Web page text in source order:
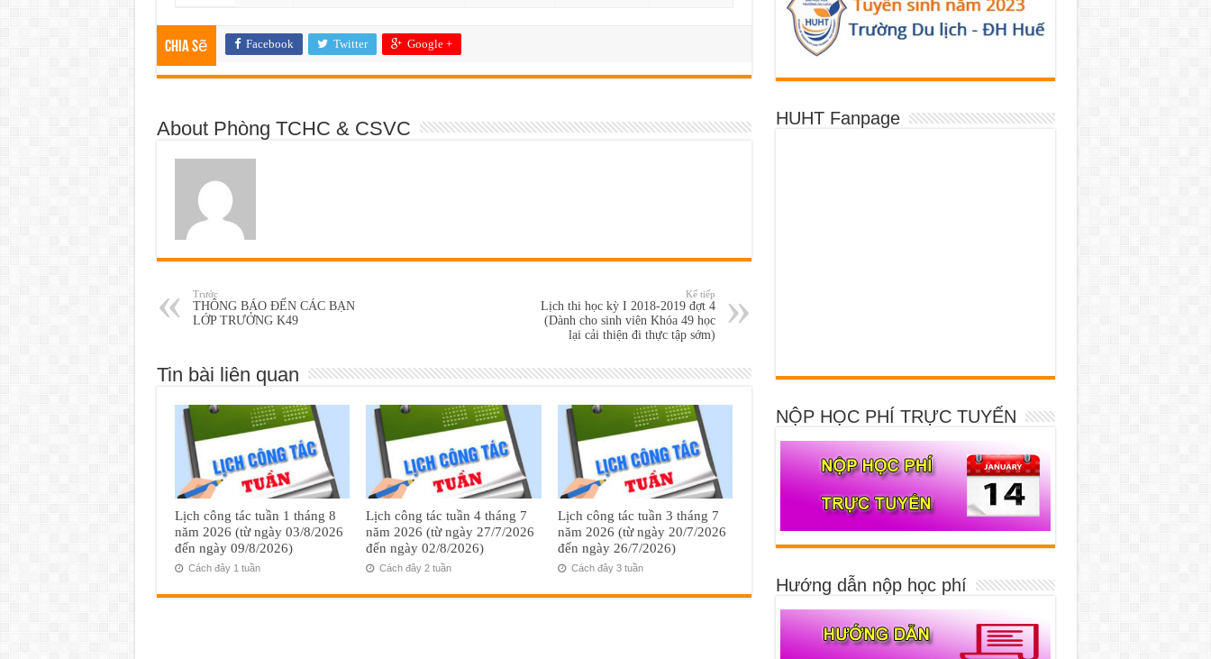
Chia sẽ Facebook Twitter Google +
About Phòng TCHC & CSVC
Trước
THÔNG BÁO ĐẾN CÁC BẠN
LỚP TRƯỞNG K49
Kế tiếp
Lịch thi học kỳ I 2018-2019 đợt 4
(Dành cho sinh viên Khóa 49 học
lại cải thiện đi thực tập sớm)
Tin bài liên quan
Lịch công tác tuần 1 tháng 8
năm 2026 (từ ngày 03/8/2026
đến ngày 09/8/2026)
Cách đây 1 tuần
Lịch công tác tuần 4 tháng 7
năm 2026 (từ ngày 27/7/2026
đến ngày 02/8/2026)
Cách đây 2 tuần
Lịch công tác tuần 3 tháng 7
năm 2026 (từ ngày 20/7/2026
đến ngày 26/7/2026)
Cách đây 3 tuần
HUHT Fanpage
NỘP HỌC PHÍ TRỰC TUYẾN
Hướng dẫn nộp học phí